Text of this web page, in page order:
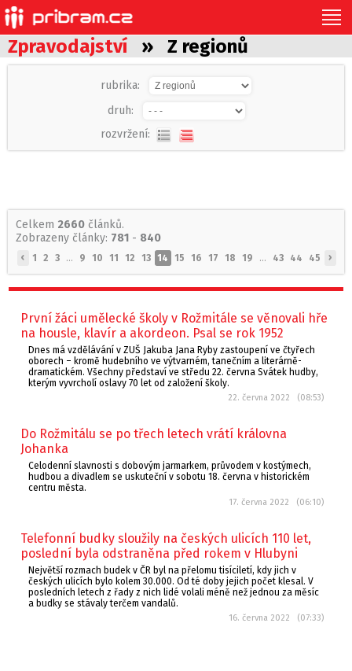
Zpravodajství » Z regionů
rubrika:
druh:
rozvržení:
Celkem 2660 článků.
Zobrazeny články: 781 - 840
‹ 1 2 3 ... 9 10 11 12 13 14 15 16 17 18 19 ... 43 44 45 ›
První žáci umělecké školy v Rožmitále se věnovali hře
na housle, klavír a akordeon. Psal se rok 1952
Dnes má vzdělávání v ZUŠ Jakuba Jana Ryby zastoupení ve čtyřech
oborech – kromě hudebního ve výtvarném, tanečním a literárně-
dramatickém. Všechny představí ve středu 22. června Svátek hudby,
kterým vyvrcholí oslavy 70 let od založení školy.
22. června 2022 (08:53)
Do Rožmitálu se po třech letech vrátí královna
Johanka
Celodenní slavnosti s dobovým jarmarkem, průvodem v kostýmech,
hudbou a divadlem se uskuteční v sobotu 18. června v historickém
centru města.
17. června 2022 (06:10)
Telefonní budky sloužily na českých ulicích 110 let,
poslední byla odstraněna před rokem v Hlubyni
Největší rozmach budek v ČR byl na přelomu tisíciletí, kdy jich v
českých ulicích bylo kolem 30.000. Od té doby jejich počet klesal. V
posledních letech z řady z nich lidé volali méně než jednou za měsíc
a budky se stávaly terčem vandalů.
16. června 2022 (07:33)